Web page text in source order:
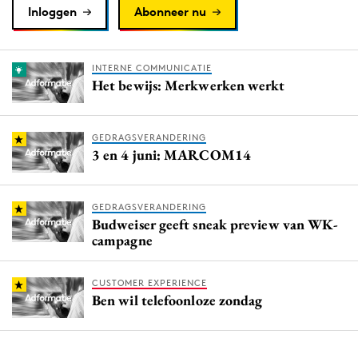
Reputatie & crisis
Inloggen Abonneer nu
INTERNE COMMUNICATIE
Het bewijs: Merkwerken werkt
GEDRAGSVERANDERING
3 en 4 juni: MARCOM14
GEDRAGSVERANDERING
Budweiser geeft sneak preview van WK-
campagne
CUSTOMER EXPERIENCE
Ben wil telefoonloze zondag